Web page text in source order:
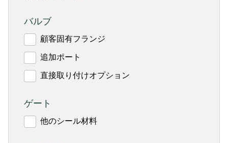
バルブ
顧客固有フランジ
追加ポート
直接取り付けオプション
ゲート
他のシール材料